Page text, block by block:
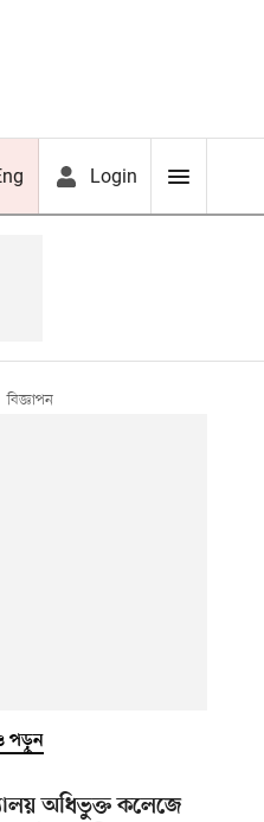
Login
পড়ুন
অধিভুক্ত কলেজে